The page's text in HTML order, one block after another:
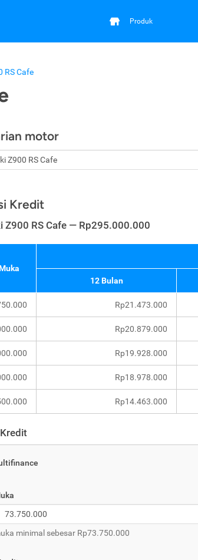
Produk
RS Cafe
motor
Kredit
Z900 RS Cafe — Rp295.000.000
12 Bulan
Rp21.473.000
Rp20.879.000
Rp19.928.000
Rp18.978.000
Rp14.463.000
minimal sebesar Rp73.750.000